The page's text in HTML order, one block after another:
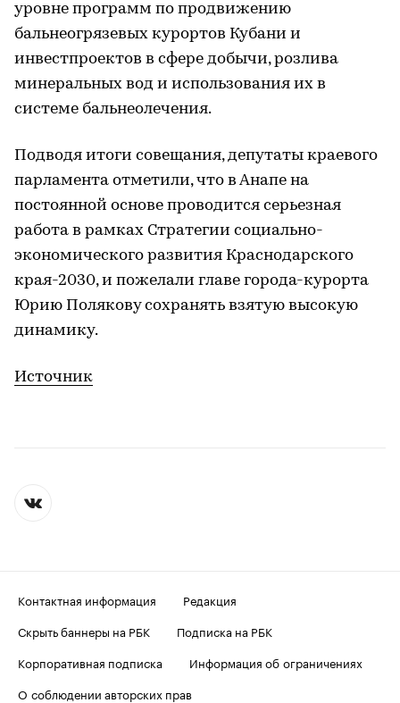
уровне программ по продвижению
бальнеогрязевых курортов Кубани и
инвестпроектов в сфере добычи, розлива
минеральных вод и использования их в
системе бальнеолечения.
Подводя итоги совещания, депутаты краевого
парламента отметили, что в Анапе на
постоянной основе проводится серьезная
работа в рамках Стратегии социально-
экономического развития Краснодарского
края-2030, и пожелали главе города-курорта
Юрию Полякову сохранять взятую высокую
динамику.
Источник
Контактная информация
Редакция
Скрыть баннеры на РБК
Подписка на РБК
Корпоративная подписка
Информация об ограничениях
О соблюдении авторских прав